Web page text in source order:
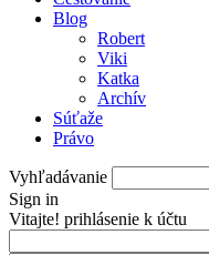
Blog
Robert
Viki
Katka
Archív
Súťaže
Právo
Vyhľadávanie
Sign in
Vitajte! prihlásenie k účtu